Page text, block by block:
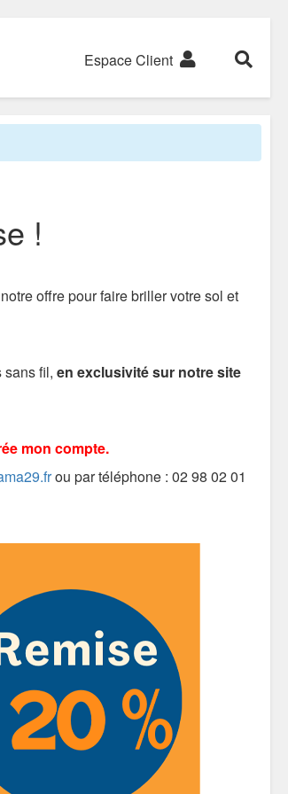
Espace Client
!
offre pour faire briller votre sol et
sans fil, en exclusivité sur notre site
mon compte.
ou par téléphone : 02 98 02 01